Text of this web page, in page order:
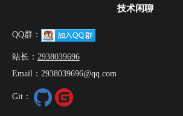
技术闲聊
QQ群：
站长： 2938039696
Email：2938039696@qq.com
Git：